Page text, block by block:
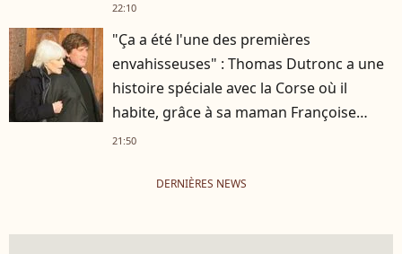
22:10
"Ça a été l'une des premières
envahisseuses" : Thomas Dutronc a une
histoire spéciale avec la Corse où il
habite, grâce à sa maman Françoise
Hardy
21:50
DERNIÈRES NEWS